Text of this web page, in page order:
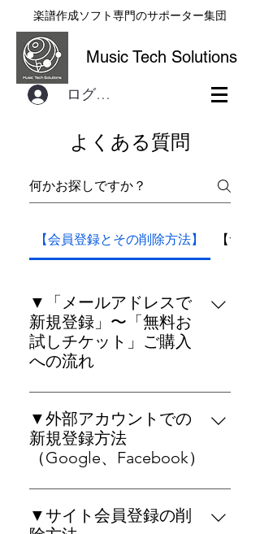
楽譜作成ソフト専門のサポーター集団
Music Tech Solutions
ログイン
よくある質問
【会員登録とその削除方法】 【サ
▼「メールアドレスで
新規登録」〜「無料お
試しチケット」ご購入
への流れ
弊社のサービスをご利用いただく
には、会員登録（無料）が必要で
す。以下では「無料お試しチケッ
ト」のご購入方法を事例に、その
試しチケットは、現在はご提供し
ていません。） （１）トップメニ
▼外部アカウントでの
新規登録方法
（Google、Facebook）
弊社のサービスをご利用いただく
には、会員登録（無料）が必要で
▼サイト会員登録の削